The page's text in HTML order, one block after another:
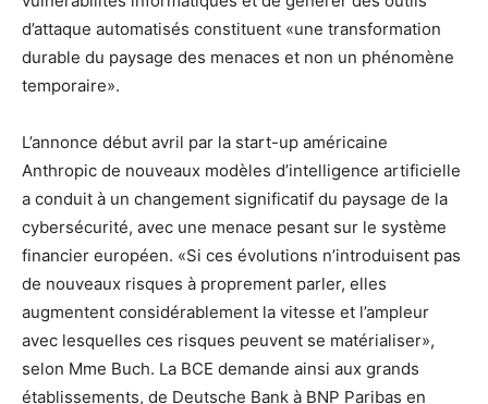
d’attaque automatisés constituent «une transformation
durable du paysage des menaces et non un phénomène
temporaire».
L’annonce début avril par la start-up américaine
Anthropic de nouveaux modèles d’intelligence artificielle
a conduit à un changement significatif du paysage de la
cybersécurité, avec une menace pesant sur le système
financier européen. «Si ces évolutions n’introduisent pas
de nouveaux risques à proprement parler, elles
augmentent considérablement la vitesse et l’ampleur
avec lesquelles ces risques peuvent se matérialiser»,
selon Mme Buch. La BCE demande ainsi aux grands
établissements, de Deutsche Bank à BNP Paribas en